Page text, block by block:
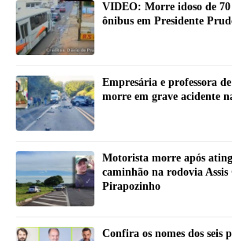
VIDEO: Morre idoso de
ônibus em Presidente
Empresária e professora
morre em grave acidente
Motorista morre após
caminhão na rodovia
Pirapozinho
Confira os nomes dos seis